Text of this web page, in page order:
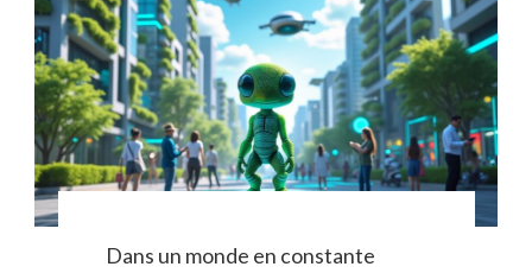
Dans un monde en constante